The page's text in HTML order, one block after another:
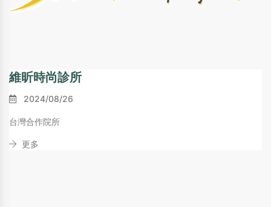
維昕時尚診所
2024/08/26
台灣合作院所
更多